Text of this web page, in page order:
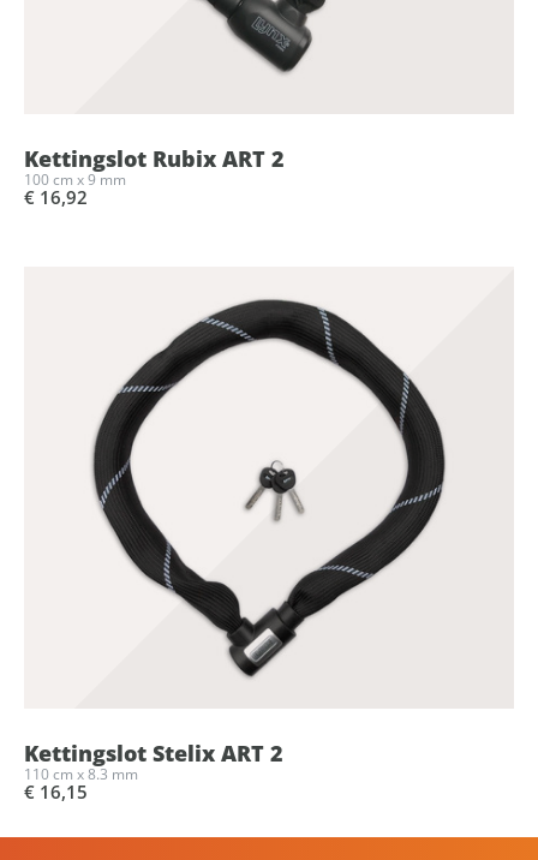
Kettingslot Rubix ART 2
100 cm x 9 mm
€ 16,92
Kettingslot Stelix ART 2
110 cm x 8.3 mm
€ 16,15